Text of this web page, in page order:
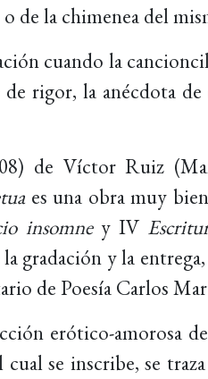
de la chimenea del
cuando la
rigor, la anécdota
de Víctor Ruiz
es una obra muy
insomney IV
gradación y la
de Poesía Carlos
erótico-amorosa de
se inscribe, se